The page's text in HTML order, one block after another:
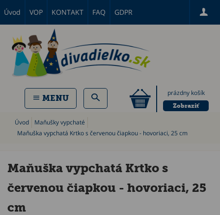
Úvod VOP KONTAKT FAQ GDPR
prázdny košík
Zobraziť
MENU
Úvod
Maňušky vypchaté
Maňuška vypchatá Krtko s červenou čiapkou - hovoriaci, 25 cm
Maňuška vypchatá Krtko s
červenou čiapkou - hovoriaci, 25
cm